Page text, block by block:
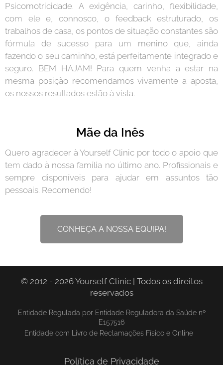
Psicomotricidade. A exigência, carinho, flexibilidade,
com ele e, connosco, o feedback estruturado, os
trabalhos de casa, os pontos de situação constantes são
fórmula de sucesso para um menino que, ainda
fazendo o seu caminho, está perfeitamente integrado e
seguro. BEM HAJAM! Para quem venha a estar na
mesma posição recomendamos vivamente a aposta,
os nossos resultados estão à vista.
Mãe da Inês
Quero agradecer à Yourself Clinic por todo o apoio que
tem dado à nossa família no último ano. Profissionais e
sempre disponíveis para ajudar em assuntos tão
pessoais. Recomendo!
CONHEÇA A NOSSA EQUIPA!
© 2012 - 2026 Yourself Clinic | Todos os direitos
reservados
Entidade Regulada por Entidade Reguladora da Saúde nº
E157516
Entidade com Livro de Reclamações Físico e Online
Política de Privacidade